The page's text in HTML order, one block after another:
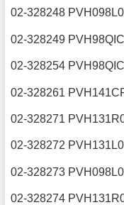
02-328248
02-328249
02-328254
02-328261
02-328271
02-328272
02-328273
02-328274